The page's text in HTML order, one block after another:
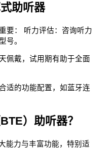
助听器
要： 听力评估：咨询听力
号。
佩戴，试用期有助于全面
适的功能配置，如蓝牙连
）助听器？
能力与丰富功能，特别适